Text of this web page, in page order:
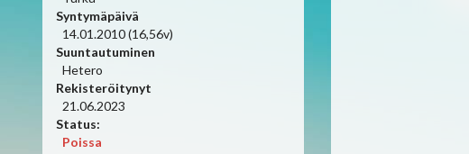
Syntymäpäivä
14.01.2010 (16,56v)
Suuntautuminen
Hetero
Rekisteröitynyt
21.06.2023
Status:
Poissa